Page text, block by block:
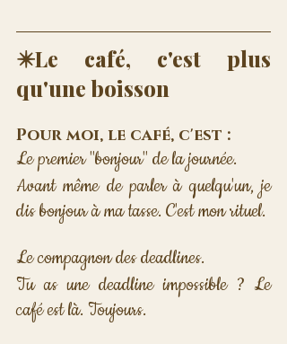
✴️Le café, c'est plus
qu'une boisson
Pour moi, le café, c'est :
Le premier "bonjour" de la journée.
Avant même de parler à quelqu'un, je
dis bonjour à ma tasse. C'est mon rituel.
Le compagnon des deadlines.
Tu as une deadline impossible ? Le
café est là. Toujours.